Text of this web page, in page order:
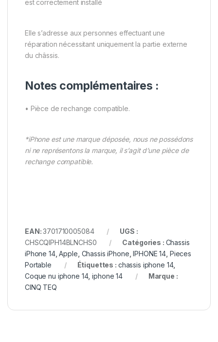
est correctement installé
Elle s’adresse aux personnes effectuant une
réparation nécessitant uniquement la partie externe
du châssis.
Notes complémentaires :
• Pièce de rechange compatible.
*iPhone est une marque déposée, nous ne possédons
ni ne représentons la marque, il s’agit d’une pièce de
rechange compatible.
EAN:3701710005084
UGS :
CHSCQIPH14BLNCHS0
Catégories : Chassis
iPhone 14,Apple Chassis iPhone ,IPHONE 14 Pieces
Portable
Étiquettes : chassis iphone 14,
Coque nu iphone 14,iphone 14
Marque :
CINQ TEQ